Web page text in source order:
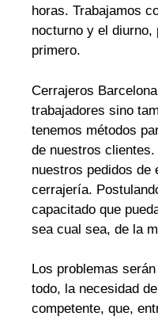
horas. Trabajamos
nocturno y el diurno,
primero.
Cerrajeros
trabajadores sino
tenemos métodos
de nuestros
nuestros pedidos de
cerrajería.
capacitado que
sea cual sea, de la
Los problemas
todo, la necesidad
competente, que,